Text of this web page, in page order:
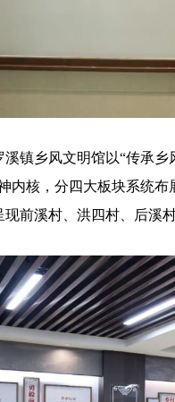
乡风文明馆以“传承乡风
内核，分四大板块系统
现前溪村、洪四村、后溪